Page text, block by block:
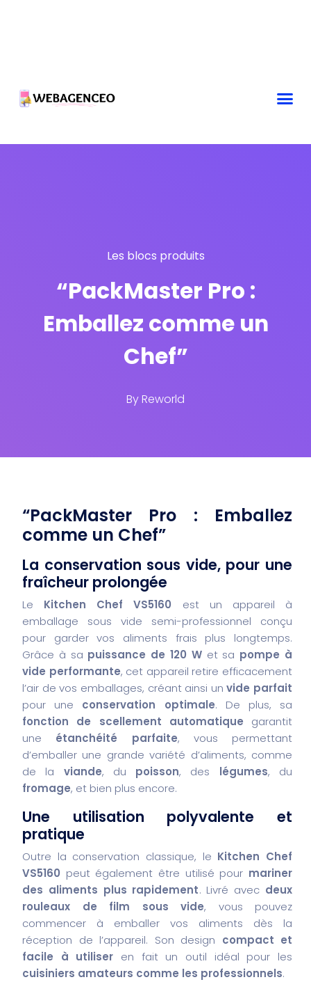
Les blocs produits
“PackMaster Pro :
Emballez comme un
Chef”
ByReworld
“PackMaster Pro : Emballez
comme un Chef”
La conservation sous vide, pour une
fraîcheur prolongée
Le Kitchen Chef VS5160 est un appareil à
emballage sous vide semi-professionnel conçu
pour garder vos aliments frais plus longtemps.
Grâce à sa puissance de 120 Wet sa pompe à
vide performante, cet appareil retire efficacement
l’air de vos emballages, créant ainsi unvide parfait
pour une conservation optimale. De plus, sa
fonction de scellement automatique garantit
une étanchéité parfaite, vous permettant
d’emballer une grande variété d’aliments, comme
de la viande, du poisson, des légumes, du
fromage, et bien plus encore.
Une utilisation polyvalente et
pratique
Outre la conservation classique, le Kitchen Chef
VS5160 peut également être utilisé pour mariner
des aliments plus rapidement. Livré avec deux
rouleaux de film sous vide, vous pouvez
commencer à emballer vos aliments dès la
réception de l’appareil. Son design compact et
facile à utiliser en fait un outil idéal pour les
cuisiniers amateurs comme les professionnels.